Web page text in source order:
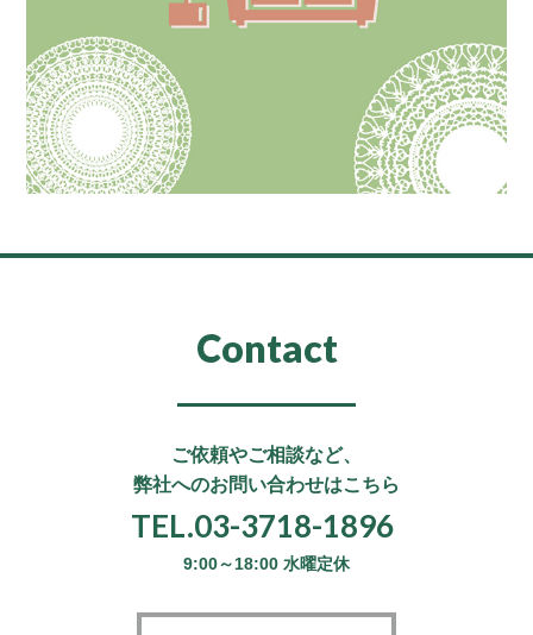
Contact
ご依頼やご相談など、
弊社へのお問い合わせはこちら
TEL.03-3718-1896
9:00～18:00 水曜定休